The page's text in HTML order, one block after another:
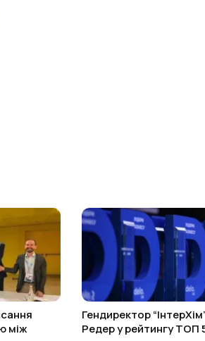
між
Гендиректор
Редер у рейтингу ТОП